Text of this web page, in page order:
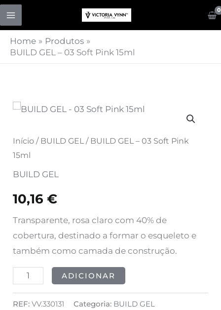
Skip
content
Home
Produtos
BUILD GEL – 03 Soft Pink 15ml
Início / BUILD GEL/ BUILD GEL – 03 Soft Pink
15ml
BUILD GEL
10,16€
Transparente, rosa claro com 40% de
cobertura, destinado a formar o esqueleto e
também como camada de construção.
Quantidade
BUILD
GEL
-
Soft
Pink
15ml
ADICIONAR
REF:VV.330131 Categoria: BUILD GEL